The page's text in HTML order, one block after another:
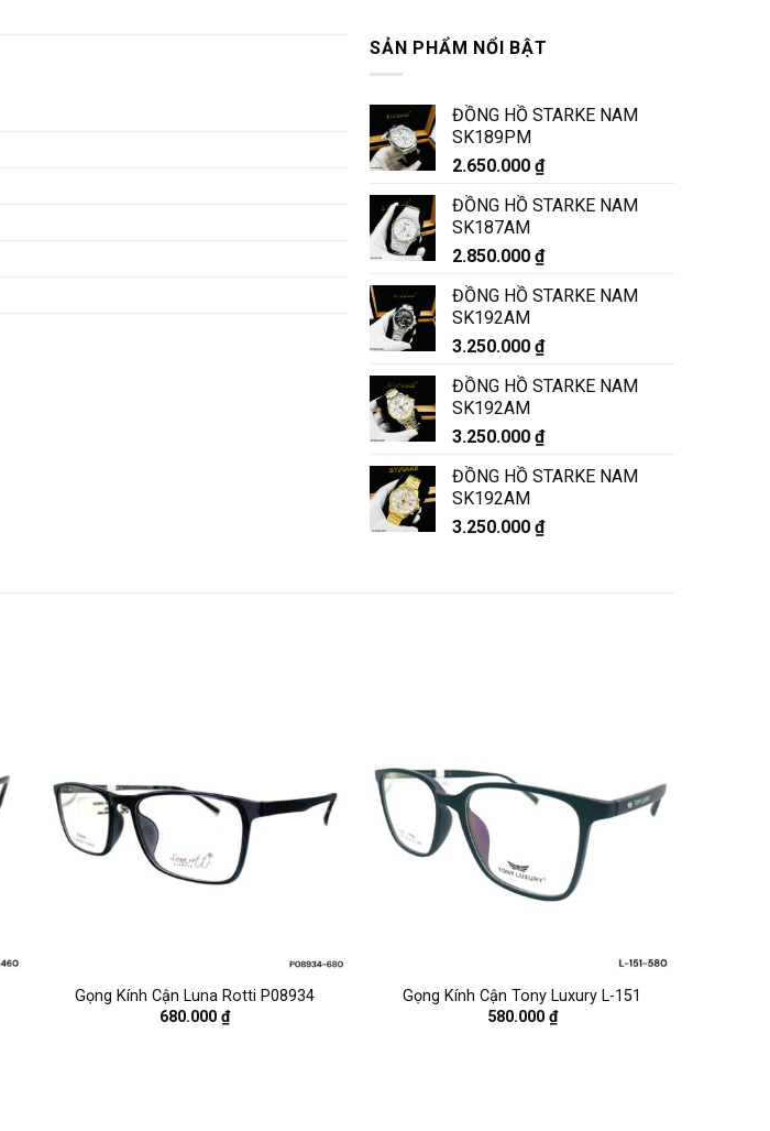
SẢN PHẨM NỔI BẬT
ĐỒNG HỒ STARKE NAM
SK189PM
2.650.000 ₫
ĐỒNG HỒ STARKE NAM
SK187AM
2.850.000 ₫
ĐỒNG HỒ STARKE NAM
SK192AM
3.250.000 ₫
ĐỒNG HỒ STARKE NAM
SK192AM
3.250.000 ₫
ĐỒNG HỒ STARKE NAM
SK192AM
3.250.000 ₫
Gọng Kính Cận Luna Rotti P08934
680.000 ₫
Gọng Kính Cận Tony Luxury L-151
580.000 ₫